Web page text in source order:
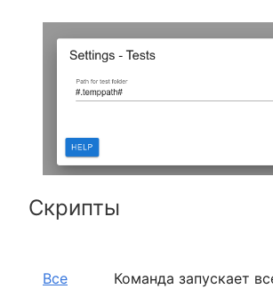
Скрипты
Все
Команда запускает